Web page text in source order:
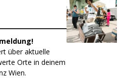
über aktuelle
Orte in deinem
Wien.